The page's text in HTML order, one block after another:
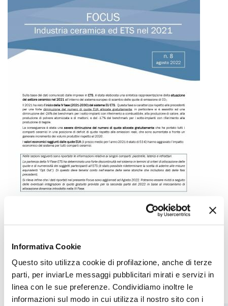
Informativa Cookie
Questo sito utilizza cookie di profilazione, anche di terze
parti, per inviarLe messaggi pubblicitari mirati e servizi in
linea con le sue preferenze. Condividiamo inoltre le
informazioni sul modo in cui utilizza il nostro sito con i
Altre pubblicazioni